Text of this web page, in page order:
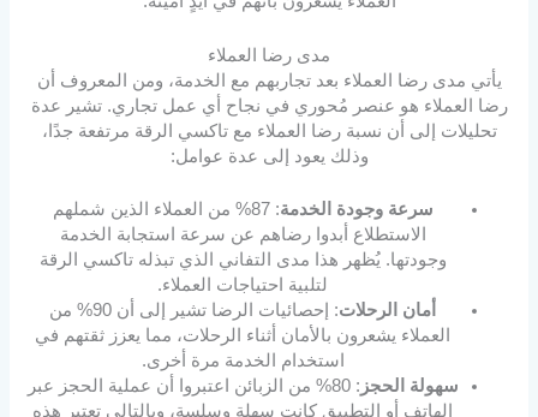
مدى رضا العملاء
يأتي مدى رضا العملاء بعد تجاربهم مع الخدمة، ومن المعروف أن
رضا العملاء هو عنصر مُحوري في نجاح أي عمل تجاري. تشير عدة
تحليلات إلى أن نسبة رضا العملاء مع تاكسي الرقة مرتفعة جدًا،
وذلك يعود إلى عدة عوامل:
سرعة وجودة الخدمة
: 87% من العملاء الذين شملهم
الاستطلاع أبدوا رضاهم عن سرعة استجابة الخدمة
وجودتها. يُظهر هذا مدى التفاني الذي تبذله تاكسي الرقة
لتلبية احتياجات العملاء.
أمان الرحلات
: إحصائيات الرضا تشير إلى أن 90% من
العملاء يشعرون بالأمان أثناء الرحلات، مما يعزز ثقتهم في
استخدام الخدمة مرة أخرى.
سهولة الحجز
: 80% من الزبائن اعتبروا أن عملية الحجز عبر
الهاتف أو التطبيق كانت سهلة وسلسة، وبالتالي تعتبر هذه